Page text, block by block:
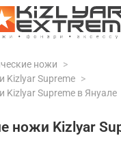
ножи
Kizlyar Supreme
Kizlyar Supreme в Януале
ножи Kizlyar